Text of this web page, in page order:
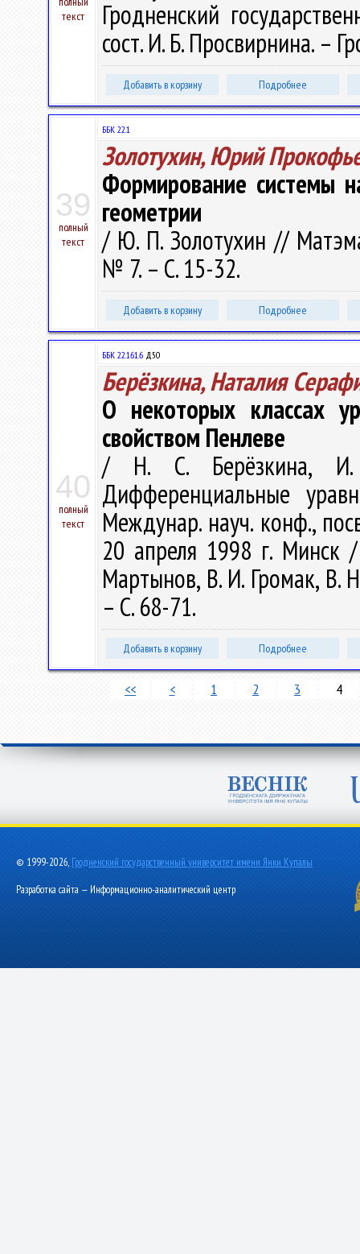
текст
Гродненский
сост. И. Б. Просвирнина. –
Добавить в корзину Подробнее
39
полный
текст
ББК 22.1
Золотухин, Юрий
Формирование системы
геометрии
/ Ю. П. Золотухин //
№ 7. – С. 15-32.
Добавить в корзину Подробнее
40
полный
текст
ББК 22.161.6 Д50
Берёзкина, Наталия
О некоторых классах
свойством Пенлеве
/ Н. С. Берёзкина,
Дифференциальные
Междунар. науч. конф.,
20 апреля 1998 г. Минск
Мартынов, В. И. Громак, В.
– С. 68-71.
Добавить в корзину Подробнее
<< < 1 2 3 4
© 1999-2026, Гродненский государственный университет имени Янки Купалы
Разработка сайта — Информационно-аналитический центр